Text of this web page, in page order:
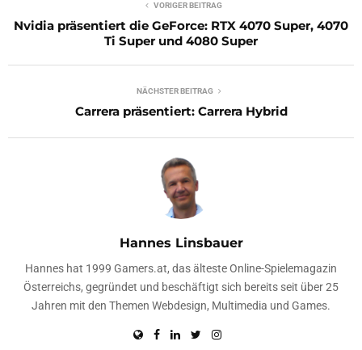
VORIGER BEITRAG
Nvidia präsentiert die GeForce: RTX 4070 Super, 4070
Ti Super und 4080 Super
NÄCHSTER BEITRAG
Carrera präsentiert: Carrera Hybrid
Hannes Linsbauer
Hannes hat 1999 Gamers.at, das älteste Online-Spielemagazin
Österreichs, gegründet und beschäftigt sich bereits seit über 25
Jahren mit den Themen Webdesign, Multimedia und Games.